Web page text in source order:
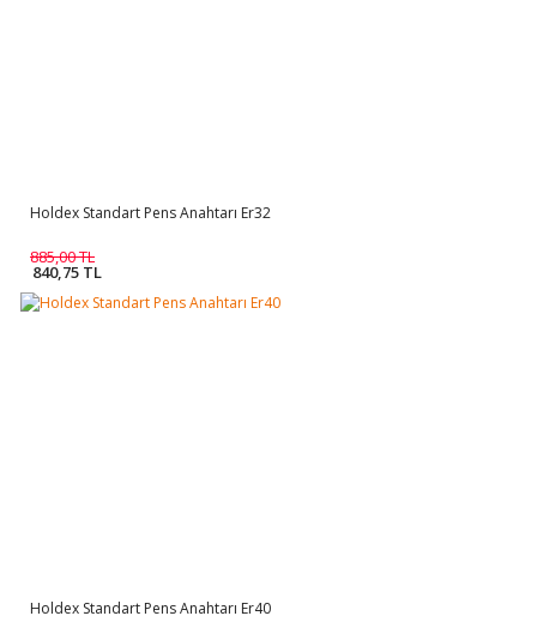
Holdex Standart Pens Anahtarı Er32
885,00 TL
840,75 TL
Holdex Standart Pens Anahtarı Er40